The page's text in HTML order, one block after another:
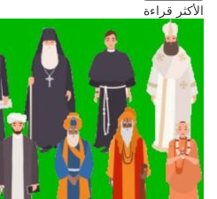
الأكثر قراءة